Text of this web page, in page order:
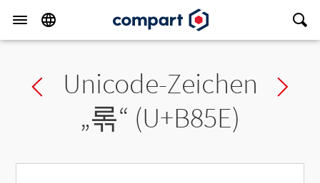
Previous char
Unicode-Zeichen
„롞“ (U+B85E)